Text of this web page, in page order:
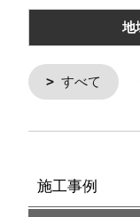
地
すべて
施工事例